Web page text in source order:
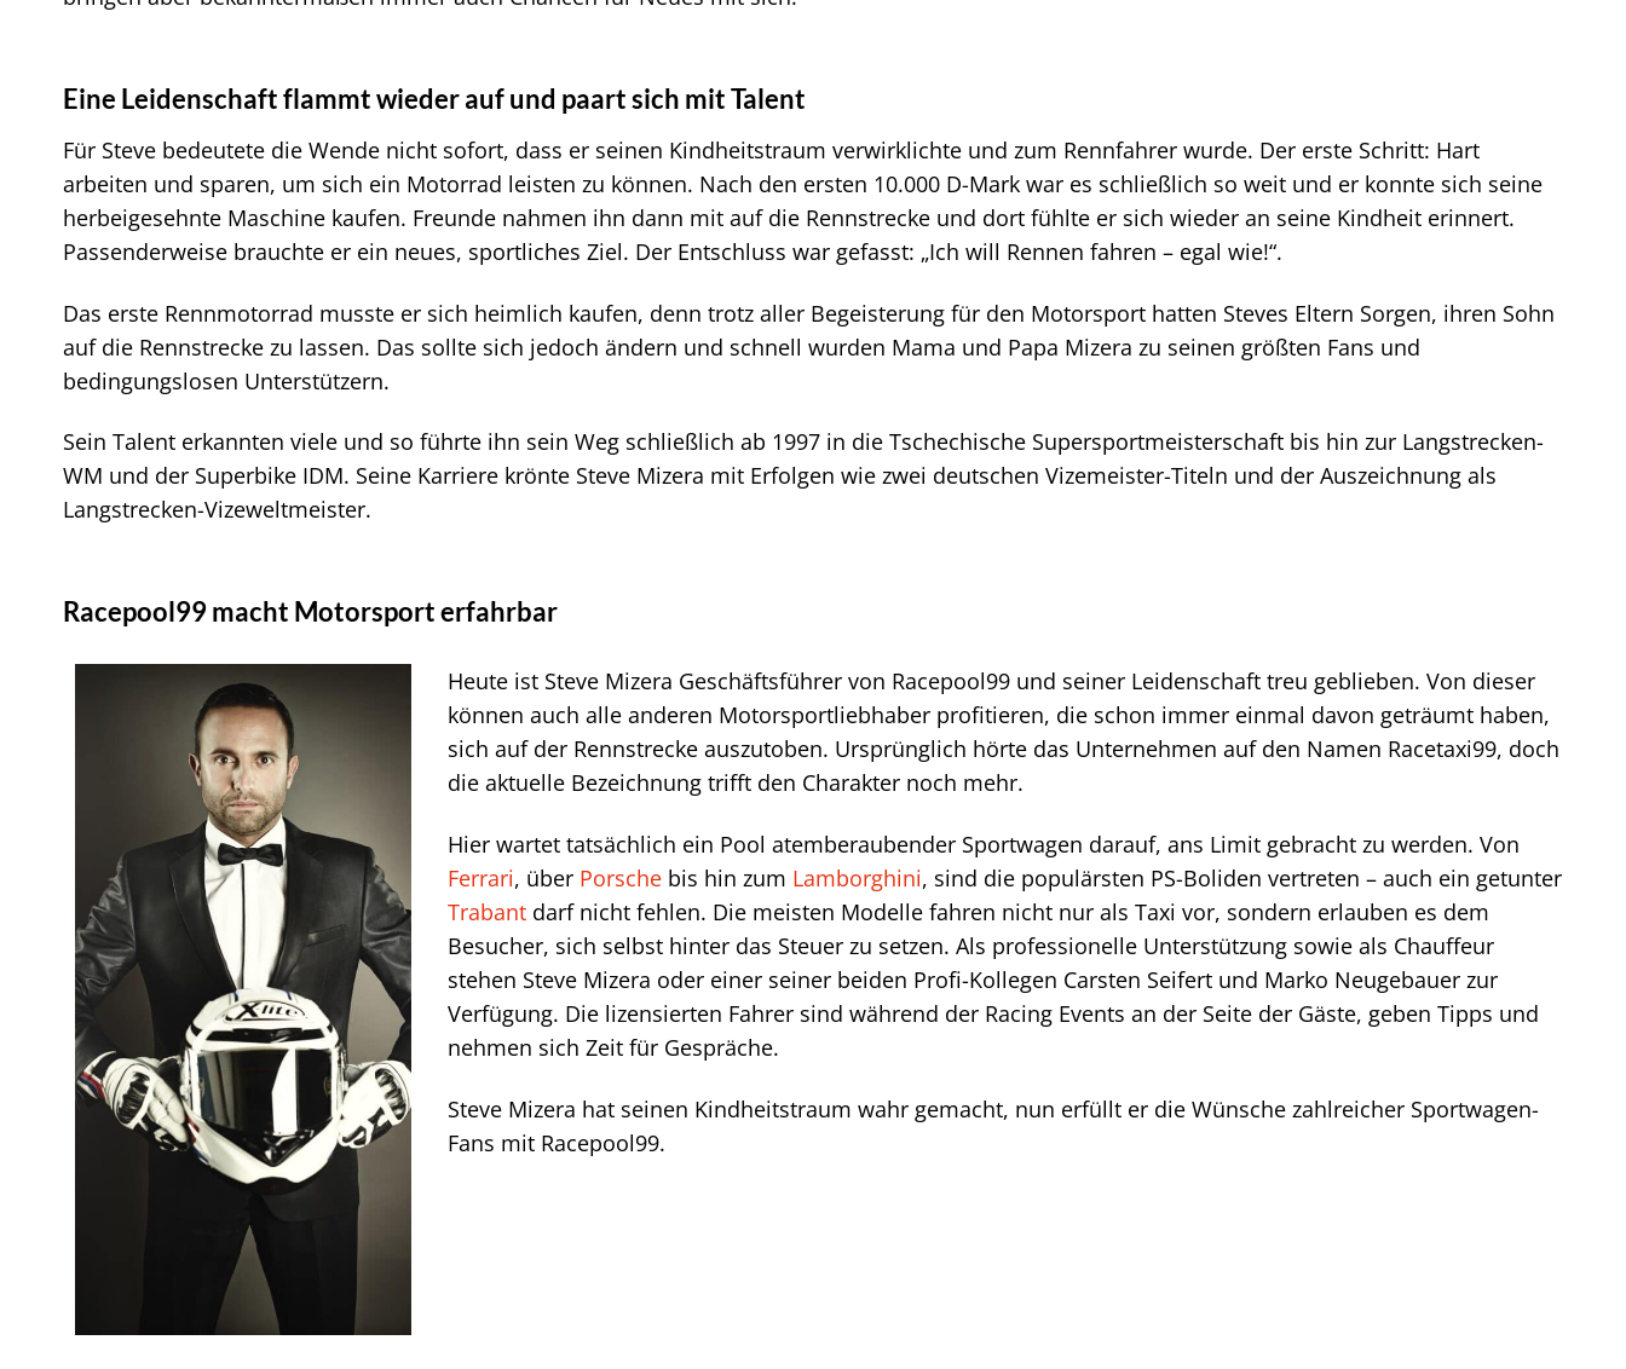
Eine Leidenschaft flammt wieder auf und paart sich mit Talent
Für Steve bedeutete die Wende nicht sofort, dass er seinen Kindheitstraum verwirklichte und zum Rennfahrer wurde. Der erste Schritt: Hart
arbeiten und sparen, um sich ein Motorrad leisten zu können. Nach den ersten 10.000 D-Mark war es schließlich so weit und er konnte sich seine
herbeigesehnte Maschine kaufen. Freunde nahmen ihn dann mit auf die Rennstrecke und dort fühlte er sich wieder an seine Kindheit erinnert.
Passenderweise brauchte er ein neues, sportliches Ziel. Der Entschluss war gefasst: „Ich will Rennen fahren – egal wie!“.
Das erste Rennmotorrad musste er sich heimlich kaufen, denn trotz aller Begeisterung für den Motorsport hatten Steves Eltern Sorgen, ihren Sohn
auf die Rennstrecke zu lassen. Das sollte sich jedoch ändern und schnell wurden Mama und Papa Mizera zu seinen größten Fans und
bedingungslosen Unterstützern.
Sein Talent erkannten viele und so führte ihn sein Weg schließlich ab 1997 in die Tschechische Supersportmeisterschaft bis hin zur Langstrecken-
WM und der Superbike IDM. Seine Karriere krönte Steve Mizera mit Erfolgen wie zwei deutschen Vizemeister-Titeln und der Auszeichnung als
Langstrecken-Vizeweltmeister.
Racepool99 macht Motorsport erfahrbar
Heute ist Steve Mizera Geschäftsführer von Racepool99 und seiner Leidenschaft treu geblieben. Von dieser
können auch alle anderen Motorsportliebhaber profitieren, die schon immer einmal davon geträumt haben,
sich auf der Rennstrecke auszutoben. Ursprünglich hörte das Unternehmen auf den Namen Racetaxi99, doch
die aktuelle Bezeichnung trifft den Charakter noch mehr.
Hier wartet tatsächlich ein Pool atemberaubender Sportwagen darauf, ans Limit gebracht zu werden. Von
Ferrari, über Porschebis hin zum Lamborghini, sind die populärsten PS-Boliden vertreten – auch ein getunter
Trabantdarf nicht fehlen. Die meisten Modelle fahren nicht nur als Taxi vor, sondern erlauben es dem
Besucher, sich selbst hinter das Steuer zu setzen. Als professionelle Unterstützung sowie als Chauffeur
stehen Steve Mizera oder einer seiner beiden Profi-Kollegen Carsten Seifert und Marko Neugebauer zur
Verfügung. Die lizensierten Fahrer sind während der Racing Events an der Seite der Gäste, geben Tipps und
nehmen sich Zeit für Gespräche.
Steve Mizera hat seinen Kindheitstraum wahr gemacht, nun erfüllt er die Wünsche zahlreicher Sportwagen-
Fans mit Racepool99.